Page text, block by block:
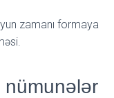
zamanı formaya
nümunələr